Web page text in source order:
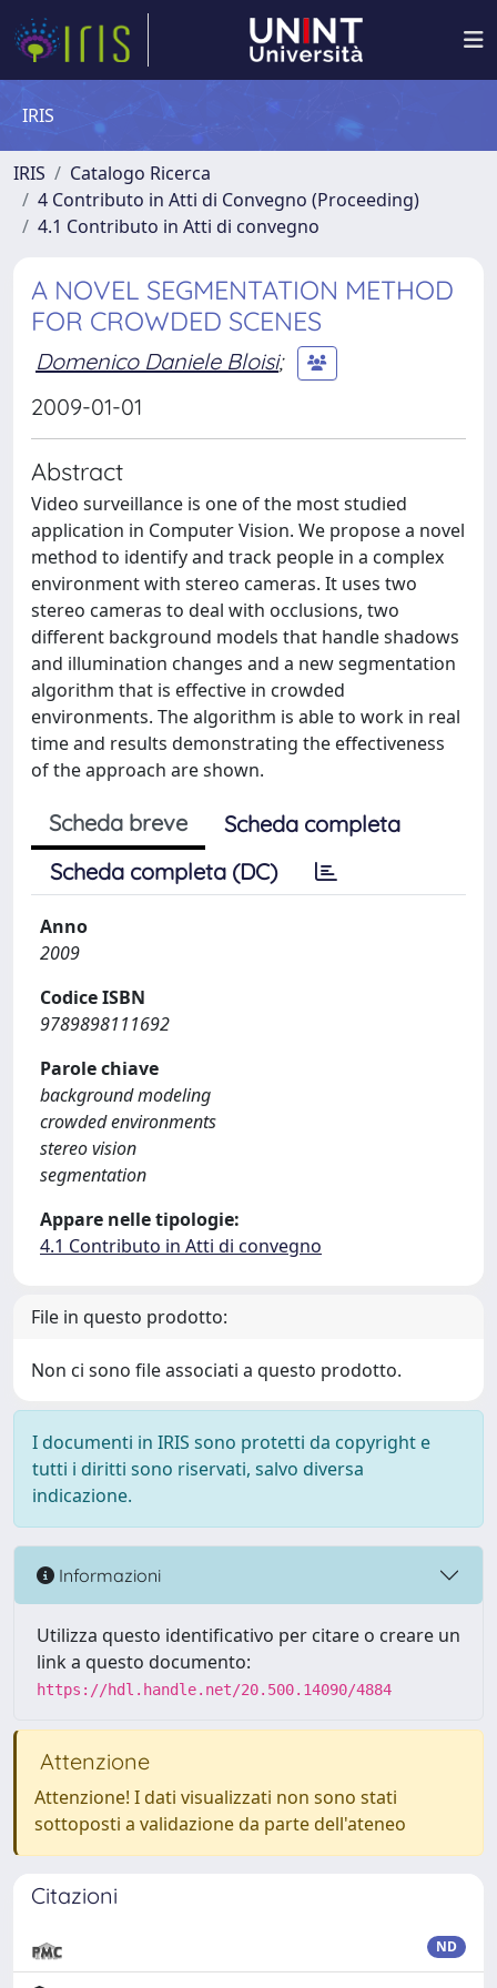
IRIS
IRIS
Catalogo Ricerca
4 Contributo in Atti di Convegno (Proceeding)
4.1 Contributo in Atti di convegno
A NOVEL SEGMENTATION METHOD
FOR CROWDED SCENES
Domenico Daniele Bloisi;
2009-01-01
Abstract
Video surveillance is one of the most studied
application in Computer Vision. We propose a novel
method to identify and track people in a complex
environment with stereo cameras. It uses two
stereo cameras to deal with occlusions, two
different background models that handle shadows
and illumination changes and a new segmentation
algorithm that is effective in crowded
environments. The algorithm is able to work in real
time and results demonstrating the effectiveness
of the approach are shown.
Scheda breve
Scheda completa
Scheda completa (DC)
Anno
2009
Codice ISBN
9789898111692
Parole chiave
background modeling
crowded environments
stereo vision
segmentation
Appare nelle tipologie:
4.1 Contributo in Atti di convegno
File in questo prodotto:
Non ci sono file associati a questo prodotto.
I documenti in IRIS sono protetti da copyright e
tutti i diritti sono riservati, salvo diversa
indicazione.
Informazioni
Utilizza questo identificativo per citare o creare un
link a questo documento:
https://hdl.handle.net/20.500.14090/4884
Attenzione
Attenzione! I dati visualizzati non sono stati
sottoposti a validazione da parte dell'ateneo
Citazioni
ND